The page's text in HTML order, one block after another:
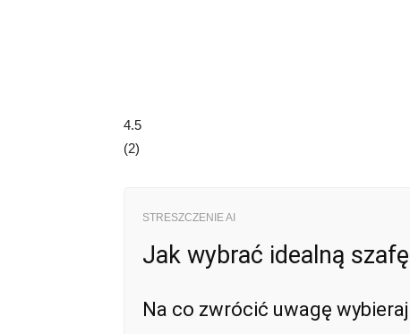
4.5
(2)
STRESZCZENIE AI
Jak wybrać idealną
Na co zwrócić uwagę